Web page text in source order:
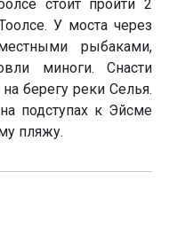
стоит пройти 2
У моста через
рыбаками,
миноги. Снасти
берегу реки Селья.
подступах к Эйсме
пляжу.